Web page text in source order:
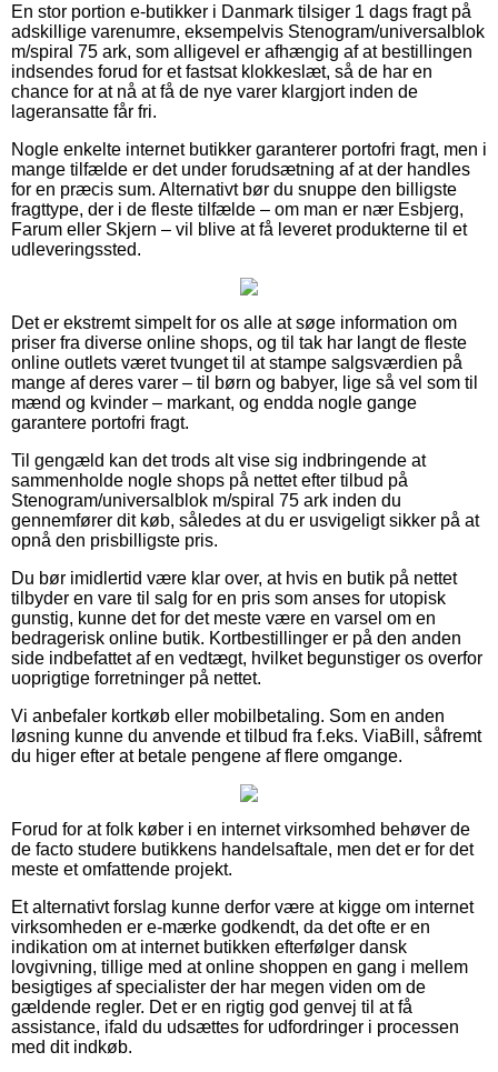
En stor portion e-butikker i Danmark tilsiger 1 dags fragt på
adskillige varenumre, eksempelvis Stenogram/universalblok
m/spiral 75 ark, som alligevel er afhængig af at bestillingen
indsendes forud for et fastsat klokkeslæt, så de har en
chance for at nå at få de nye varer klargjort inden de
lageransatte får fri.
Nogle enkelte internet butikker garanterer portofri fragt, men i
mange tilfælde er det under forudsætning af at der handles
for en præcis sum. Alternativt bør du snuppe den billigste
fragttype, der i de fleste tilfælde – om man er nær Esbjerg,
Farum eller Skjern – vil blive at få leveret produkterne til et
udleveringssted.
Det er ekstremt simpelt for os alle at søge information om
priser fra diverse online shops, og til tak har langt de fleste
online outlets været tvunget til at stampe salgsværdien på
mange af deres varer – til børn og babyer, lige så vel som til
mænd og kvinder – markant, og endda nogle gange
garantere portofri fragt.
Til gengæld kan det trods alt vise sig indbringende at
sammenholde nogle shops på nettet efter tilbud på
Stenogram/universalblok m/spiral 75 ark inden du
gennemfører dit køb, således at du er usvigeligt sikker på at
opnå den prisbilligste pris.
Du bør imidlertid være klar over, at hvis en butik på nettet
tilbyder en vare til salg for en pris som anses for utopisk
gunstig, kunne det for det meste være en varsel om en
bedragerisk online butik. Kortbestillinger er på den anden
side indbefattet af en vedtægt, hvilket begunstiger os overfor
uoprigtige forretninger på nettet.
Vi anbefaler kortkøb eller mobilbetaling. Som en anden
løsning kunne du anvende et tilbud fra f.eks. ViaBill, såfremt
du higer efter at betale pengene af flere omgange.
Forud for at folk køber i en internet virksomhed behøver de
de facto studere butikkens handelsaftale, men det er for det
meste et omfattende projekt.
Et alternativt forslag kunne derfor være at kigge om internet
virksomheden er e-mærke godkendt, da det ofte er en
indikation om at internet butikken efterfølger dansk
lovgivning, tillige med at online shoppen en gang i mellem
besigtiges af specialister der har megen viden om de
gældende regler. Det er en rigtig god genvej til at få
assistance, ifald du udsættes for udfordringer i processen
med dit indkøb.